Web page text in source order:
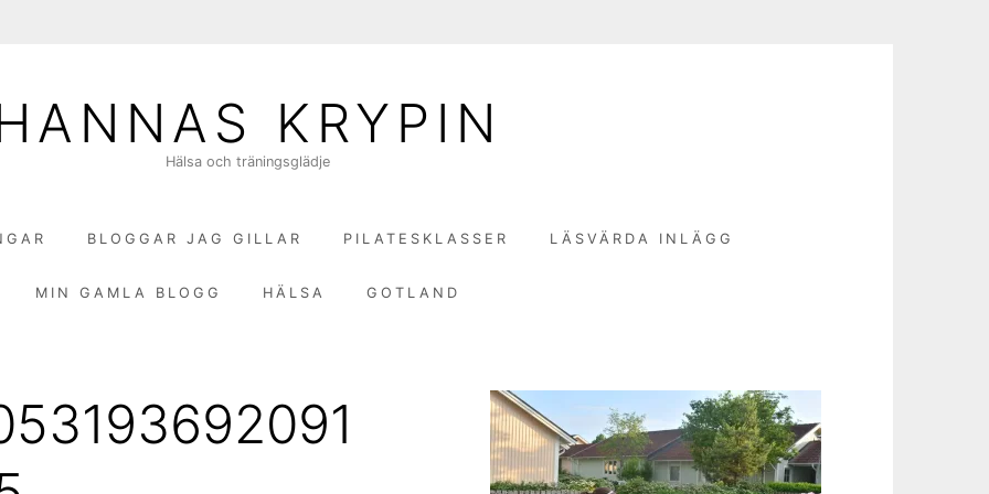
KRYPIN
Hälsa och träningsglädje
BLOGGAR JAG GILLAR PILATESKLASSER LÄSVÄRDA INLÄGG
MIN GAMLA BLOGG HÄLSA GOTLAND